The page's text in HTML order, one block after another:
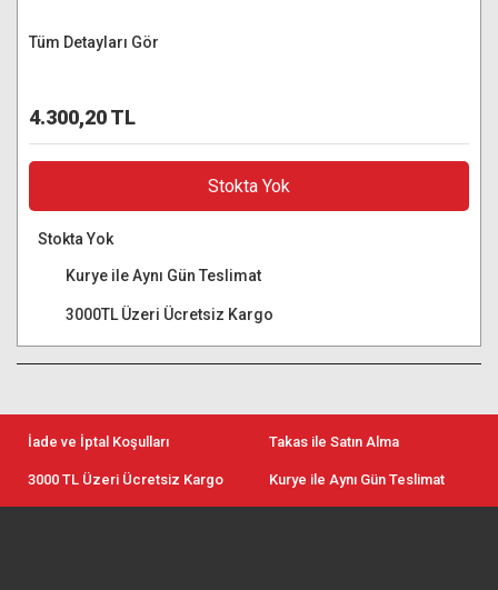
Tüm Detayları Gör
4.300,20 TL
Stokta Yok
Stokta Yok
Kurye ile Aynı Gün Teslimat
3000TL Üzeri Ücretsiz Kargo
İade ve İptal Koşulları Takas ile Satın Alma
3000 TL Üzeri Ücretsiz Kargo Kurye ile Aynı Gün Teslimat